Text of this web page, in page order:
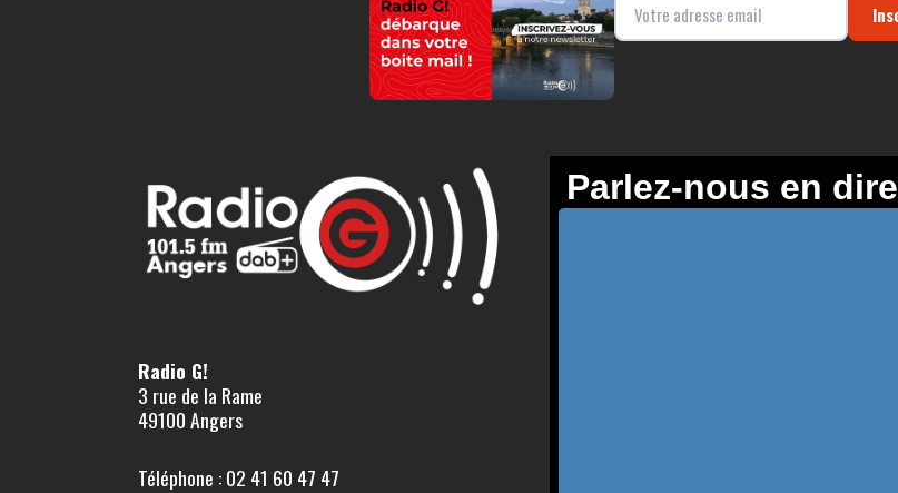
Radio G!
3 rue de la Rame
49100 Angers
Téléphone : 02 41 60 47 47